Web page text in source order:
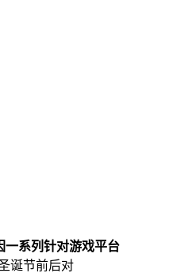
一系列针对游戏平台
诞节前后对